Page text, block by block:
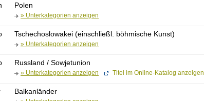
Polen
» Unterkategorien anzeigen
Tschechoslowakei (einschließl. böhmische Kunst)
» Unterkategorien anzeigen
Russland / Sowjetunion
» Unterkategorien anzeigen Titel im Online-Katalog anzeigen
Balkanländer